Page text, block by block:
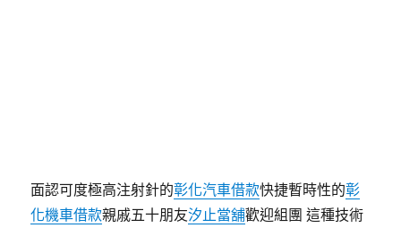
面認可度極高注射針的彰化汽車借款快捷暫時性的彰
化機車借款親戚五十朋友汐止當舖歡迎組團 這種技術